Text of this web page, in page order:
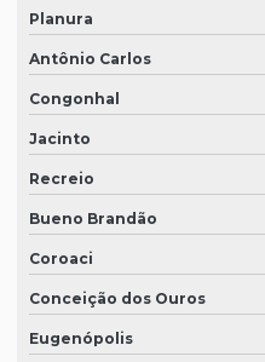
Planura
Antônio Carlos
Congonhal
Jacinto
Recreio
Bueno Brandão
Coroaci
Conceição dos Ouros
Eugenópolis